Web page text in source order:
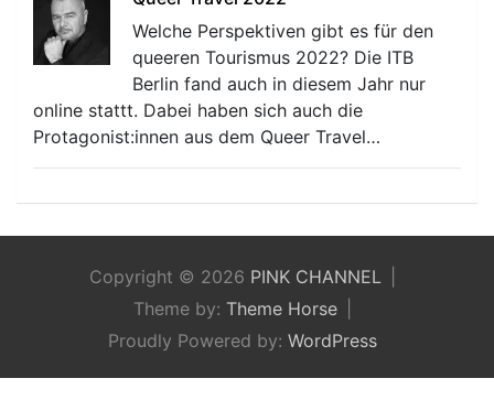
Welche Perspektiven gibt es für den
queeren Tourismus 2022? Die ITB
Berlin fand auch in diesem Jahr nur
online stattt. Dabei haben sich auch die
Protagonist:innen aus dem Queer Travel…
Copyright © 2026 PINK CHANNEL
Theme by: Theme Horse
Proudly Powered by: WordPress